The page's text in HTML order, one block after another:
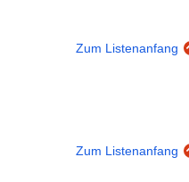
Zum Listenanfang
Zum Listenanfang